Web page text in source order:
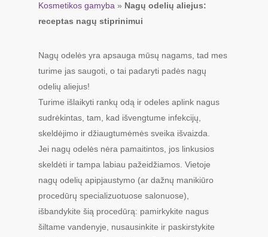
Kosmetikos gamyba » Nagų odelių aliejus:
receptas nagų stiprinimui
Nagų odelės yra apsauga mūsų nagams, tad mes
turime jas saugoti, o tai padaryti padės nagų
odelių aliejus!
Turime išlaikyti rankų odą ir odeles aplink nagus
sudrėkintas, tam, kad išvengtume infekcijų,
skeldėjimo ir džiaugtumėmės sveika išvaizda.
Jei nagų odelės nėra pamaitintos, jos linkusios
skeldėti ir tampa labiau pažeidžiamos. Vietoje
nagų odelių apipjaustymo (ar dažnų manikiūro
procedūrų specializuotuose salonuose),
išbandykite šią procedūrą: pamirkykite nagus
šiltame vandenyje, nusausinkite ir paskirstykite